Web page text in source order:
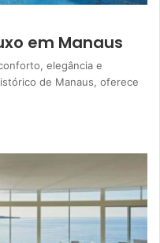
em Manaus
elegância e
de Manaus, oferece